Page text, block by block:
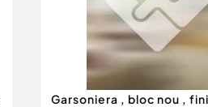
Garsoniera , bloc nou ,